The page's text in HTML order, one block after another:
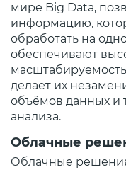
мире Big Data,
информацию,
обработать на
обеспечивают
масштабируемость
делает их
объёмов данных и
анализа.
Облачные
Облачные